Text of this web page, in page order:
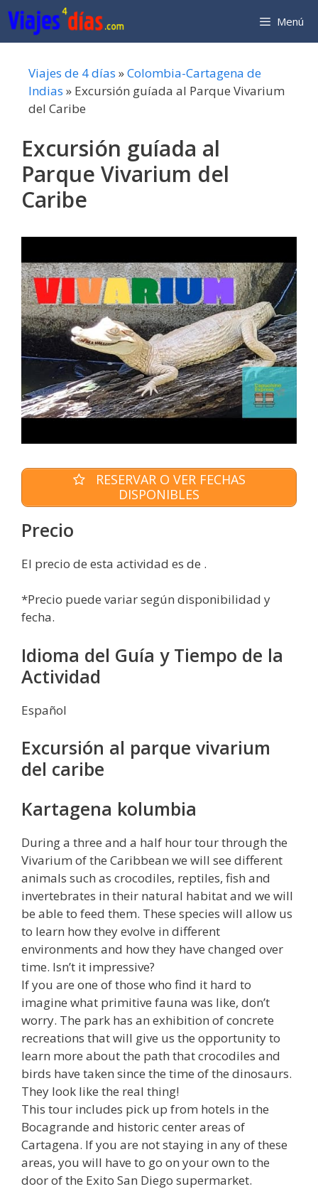
Saltar
al
contenido
Menú
Viajes de 4 días »Colombia-Cartagena de
Indias » Excursión guíada al Parque Vivarium
del Caribe
Excursión guíada al
Parque Vivarium del
Caribe
RESERVAR O VER FECHAS
DISPONIBLES
Precio
El precio de esta actividad es de .
*Precio puede variar según disponibilidad y
fecha.
Idioma del Guía y Tiempo de la
Actividad
Español
Excursión al parque vivarium
del caribe
Kartagena kolumbia
During a three and a half hour tour through the
Vivarium of the Caribbean we will see different
animals such as crocodiles, reptiles, fish and
invertebrates in their natural habitat and we will
be able to feed them. These species will allow us
to learn how they evolve in different
environments and how they have changed over
time. Isn’t it impressive?
If you are one of those who find it hard to
imagine what primitive fauna was like, don’t
worry. The park has an exhibition of concrete
recreations that will give us the opportunity to
learn more about the path that crocodiles and
birds have taken since the time of the dinosaurs.
They look like the real thing!
This tour includes pick up from hotels in the
Bocagrande and historic center areas of
Cartagena. If you are not staying in any of these
areas, you will have to go on your own to the
door of the Exito San Diego supermarket.